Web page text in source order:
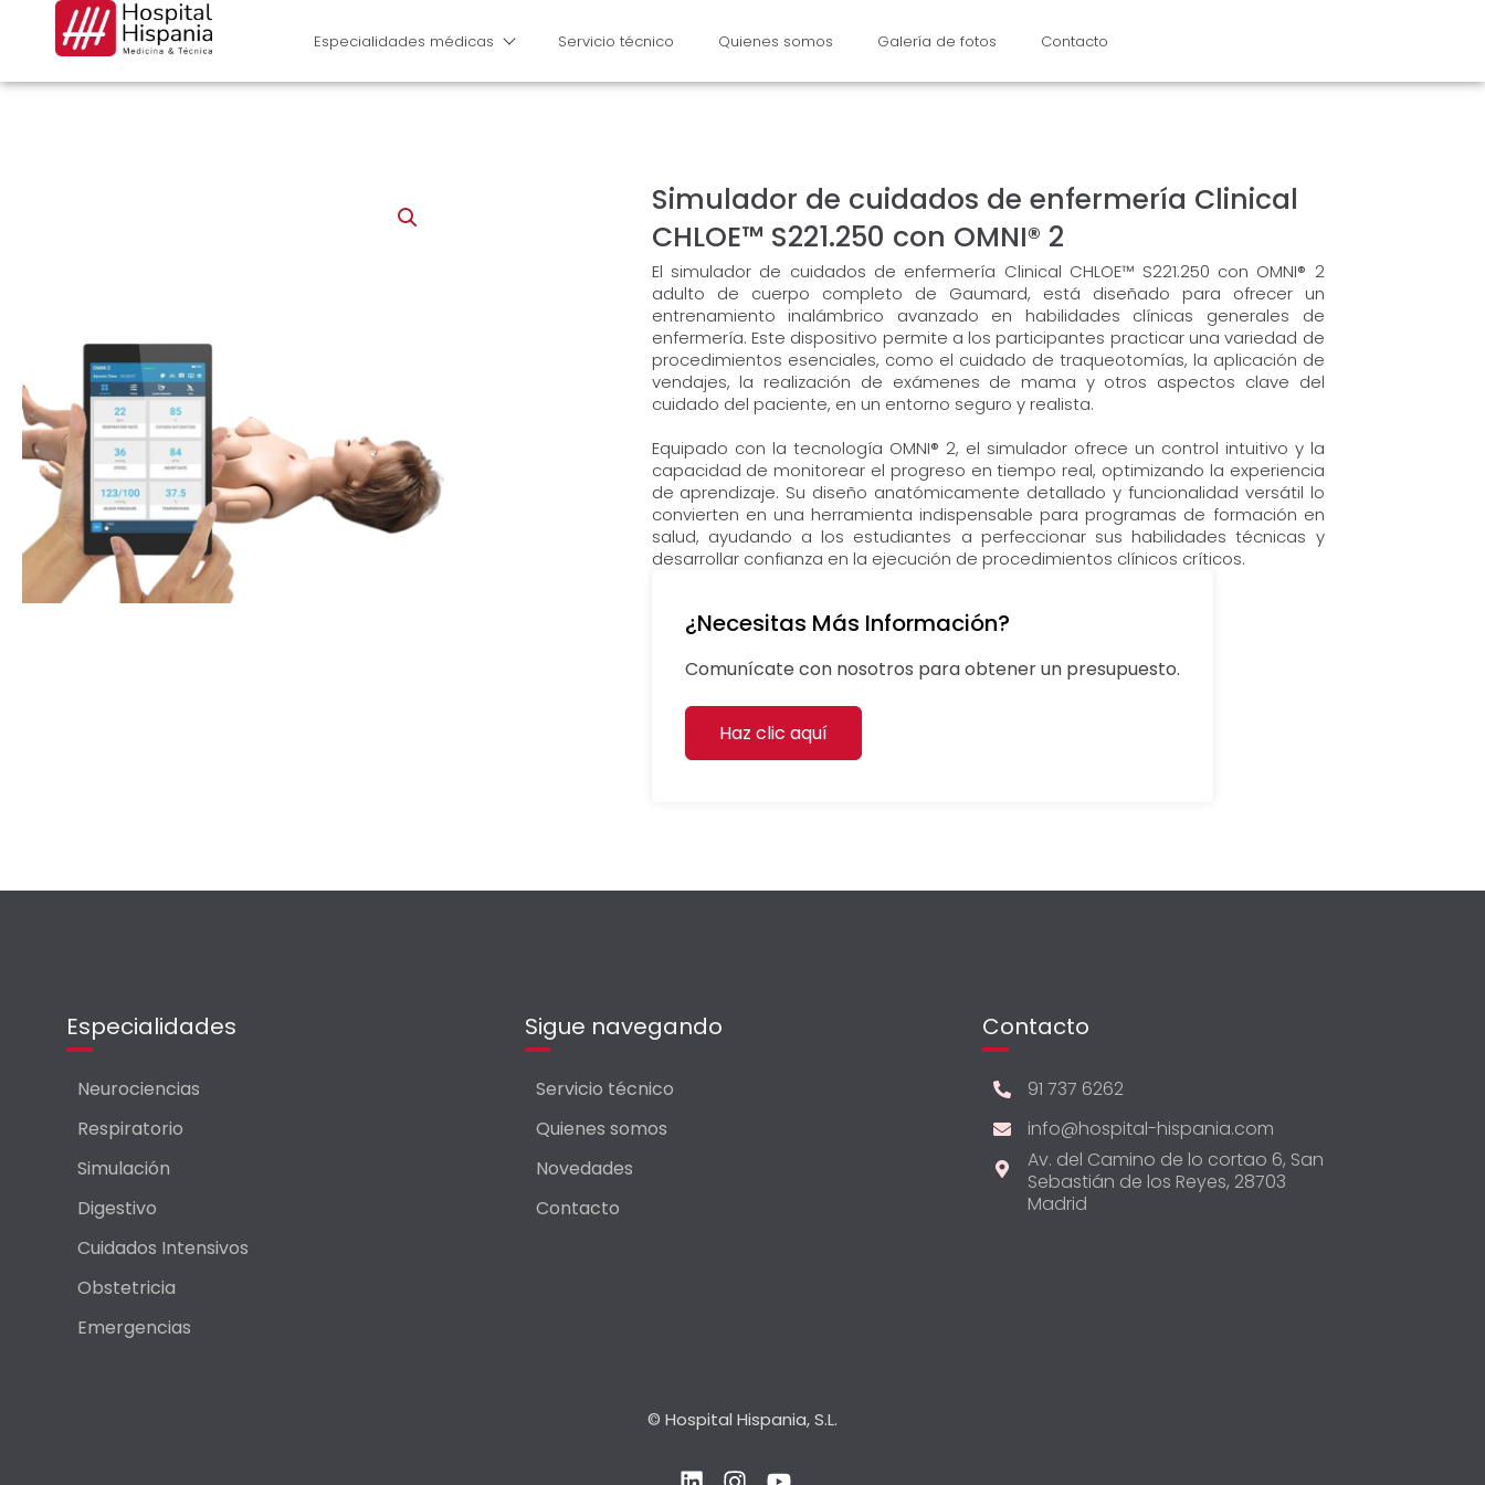
contenido
Especialidades médicas Servicio técnico Quienes somos Galería de fotos Contacto
Simulador de cuidados de enfermería Clinical
CHLOE™ S221.250 con OMNI® 2
El simulador de cuidados de enfermería Clinical CHLOE™ S221.250 con OMNI® 2
adulto de cuerpo completo de Gaumard, está diseñado para ofrecer un
entrenamiento inalámbrico avanzado en habilidades clínicas generales de
enfermería. Este dispositivo permite a los participantes practicar una variedad de
procedimientos esenciales, como el cuidado de traqueotomías, la aplicación de
vendajes, la realización de exámenes de mama y otros aspectos clave del
cuidado del paciente, en un entorno seguro y realista.
Equipado con la tecnología OMNI® 2, el simulador ofrece un control intuitivo y la
capacidad de monitorear el progreso en tiempo real, optimizando la experiencia
de aprendizaje. Su diseño anatómicamente detallado y funcionalidad versátil lo
convierten en una herramienta indispensable para programas de formación en
salud, ayudando a los estudiantes a perfeccionar sus habilidades técnicas y
desarrollar confianza en la ejecución de procedimientos clínicos críticos.
¿Necesitas Más Información?
Comunícate con nosotros para obtener un presupuesto.
Haz clic aquí
Especialidades
Neurociencias
Respiratorio
Simulación
Digestivo
Cuidados Intensivos
Obstetricia
Emergencias
Sigue navegando
Servicio técnico
Quienes somos
Novedades
Contacto
Contacto
91 737 6262
info@hospital-hispania.com
Av. del Camino de lo cortao 6, San
Sebastián de los Reyes, 28703
Madrid
© Hospital Hispania, S.L.
L I Y